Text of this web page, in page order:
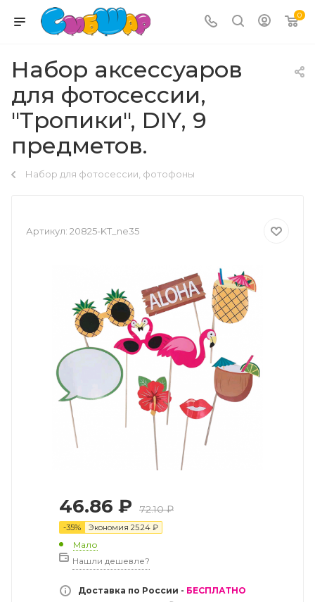
0
Набор аксессуаров
для фотосессии,
"Тропики", DIY, 9
предметов.
Набор для фотосессии, фотофоны
Артикул: 20825-KT_ne35
46.86 ₽ 72.10₽
-35% Экономия 25.24 ₽
Мало
Нашли дешевле?
Доставка по России - БЕСПЛАТНО